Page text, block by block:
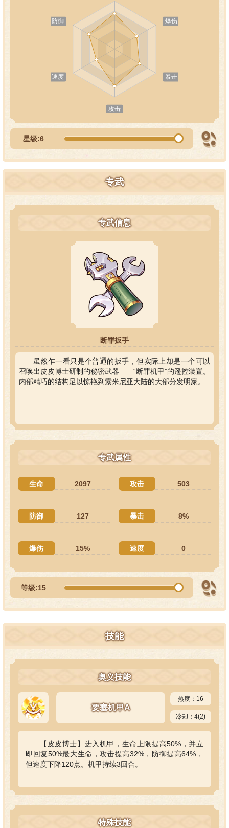
星级:6
专武
专武信息
断罪扳手
虽然乍一看只是个普通的扳手，但实际上却是一个可以
召唤出皮皮博士研制的秘密武器——“断罪机甲”的遥控装置。
内部精巧的结构足以惊艳到索米尼亚大陆的大部分发明家。
专武属性
生命 2097 攻击 503
防御 127 暴击 8%
爆伤 15% 速度 0
等级:15
技能
奥义技能
要塞机甲A
热度：16
冷却：4(2)
【皮皮博士】进入机甲，生命上限提高50%，并立
即回复50%最大生命，攻击提高32%，防御提高64%，
但速度下降120点。机甲持续3回合。
特殊技能